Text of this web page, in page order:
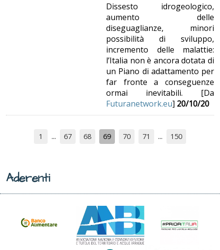
Dissesto idrogeologico,
aumento delle
diseguaglianze, minori
possibilità di sviluppo,
incremento delle malattie:
l’Italia non è ancora dotata di
un Piano di adattamento per
far fronte a conseguenze
ormai inevitabili. [Da
Futuranetwork.eu] 20/10/20
1 67 68 69 70 71 150
Aderenti